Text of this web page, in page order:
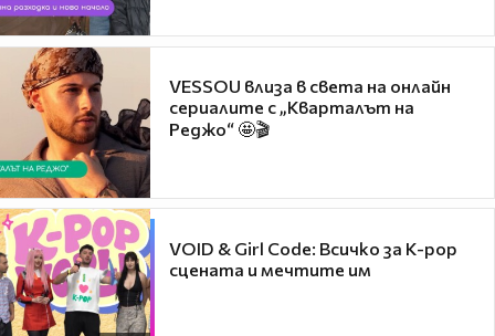
VESSOU влиза в света на онлайн
сериалите с „Кварталът на
Реджо“ 🤩🎬
VOID & Girl Code: Всичко за K-pop
сцената и мечтите им